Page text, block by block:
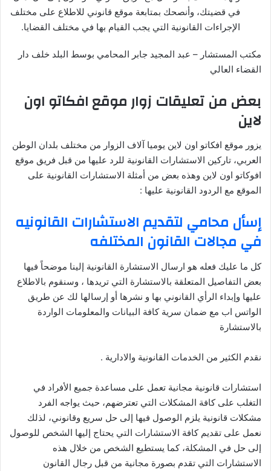
في قضيتك، وأنصحك بمتابعة موقع قانوني للاطلاع على مختلف
الإجراءات القانونية التي يجب القيام بها في مختلف القضايا.
مكتب المستشار – عبد المجيد جابر المحامي بوسط البلد خلف دار
القضاء العالي
بعض من تعليقات زوار موقع افكاتو اون
لاين
يزور موقع افكاتو اون لاين يوميا آلاف الزوار من مختلف بلدان الوطن
العربي، تاركين الاستشارات القانونية للرد عليها من قبل فريق موقع
افوكاتو اون لاين وهذه بعض من أمثلة الاستشارات القانونية على
الموقع مع الردود القانونية عليها :
إسأل محامي لتقديم الاستشارات القانونيه
في مجالات القانون المختلفه
كل ما عليك فعله هو ارسال الاستشارة القانونية إلينا موضحاً فيها
بعض التفاصيل المتعلقة بالاستشارة التي تريدها ، وسنقوم بالاطلاع
عليها وإبداء الرأي القانوني بها و نشرها أو إرسالها لك عن طريق
الواتس اب مع ضمان سرية كافة البيانات والمعلومات الواردة
بالاستشارة
نقدم الكثير من الخدمات القانونية والادارية .
استشارات قانونية مجانية تعمل على مساعدة جميع الأفراد في
التغلب على كافة المشكلات التي تعترضهم، حيث يواجه الفرد
مشكلات قانونية يلزم الوصول فيها إلى حل سريع وقانوني، لذلك
نعمل على تقديم كافة الاستشارات التي يحتاج إليها الشخص للوصول
إلى حل في المشكلة، كما يستطيع الشخص من خلال هذه
الاستشارات التي تقدم بصورة مجانية من قبل رجال القانون